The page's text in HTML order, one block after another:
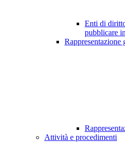
Enti di
pubblicare
Rappresentazione
Attività e procedimenti